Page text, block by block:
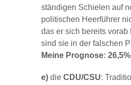
ständigen Schielen auf
politischen Heerführer
das er sich bereits vorab
sind sie in der falschen
Meine Prognose:
e) die CDU/CSU: